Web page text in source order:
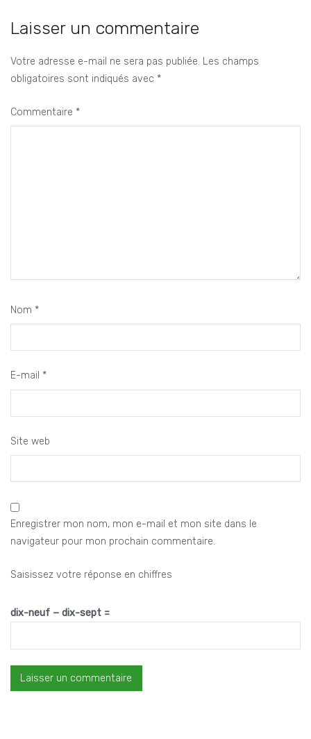
Laisser un commentaire
Votre adresse e-mail ne sera pas publiée. Les champs
obligatoires sont indiqués avec *
Commentaire *
Nom *
E-mail *
Site web
Enregistrer mon nom, mon e-mail et mon site dans le
navigateur pour mon prochain commentaire.
Saisissez votre réponse en chiffres
dix-neuf − dix-sept =